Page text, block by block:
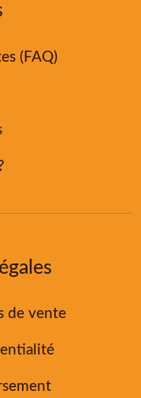
(FAQ)
de vente